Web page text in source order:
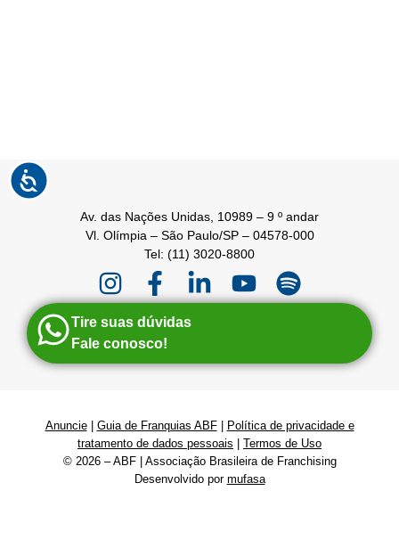
Av. das Nações Unidas, 10989 – 9 º andar
Vl. Olímpia – São Paulo/SP – 04578-000
Tel: (11) 3020-8800
Tire suas dúvidas
Fale conosco!
Anuncie| Guia de Franquias ABF|
Política de privacidade e
tratamento de dados pessoais
Termos de Uso
© 2026 – ABF | Associação Brasileira de Franchising
Desenvolvido por mufasa